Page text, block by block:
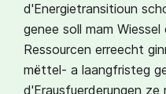
d'Energietransitioun
genee soll mam
Ressourcen erreecht
mëttel- a laangfristeg
d'Erausfuerderungen